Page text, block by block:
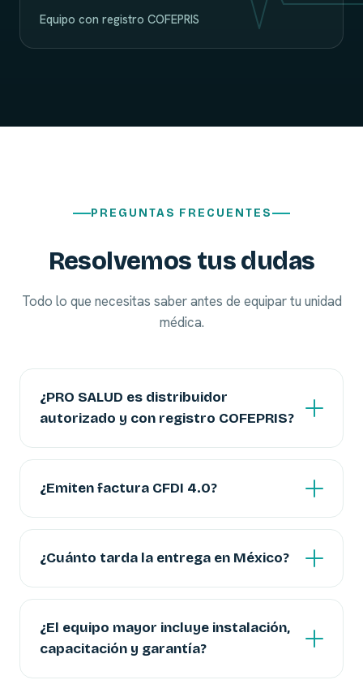
Equipo con registro COFEPRIS
PREGUNTAS FRECUENTES
Resolvemos tus dudas
Todo lo que necesitas saber antes de equipar tu unidad
médica.
¿PRO SALUD es distribuidor
autorizado y con registro COFEPRIS?
¿Emiten factura CFDI 4.0?
¿Cuánto tarda la entrega en México?
¿El equipo mayor incluye instalación,
capacitación y garantía?